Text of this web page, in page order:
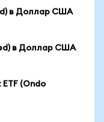
в Доллар США
в Доллар США
(Ondo